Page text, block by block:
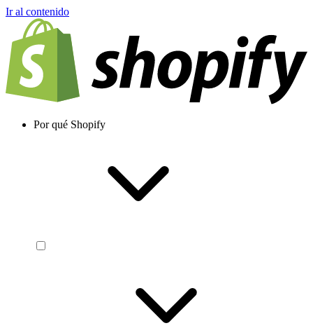
Ir al contenido
Por qué Shopify